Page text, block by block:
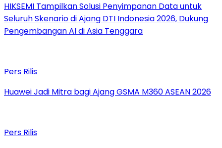
HIKSEMI Tampilkan Solusi Penyimpanan Data untuk
Seluruh Skenario di Ajang DTI Indonesia 2026, Dukung
Pengembangan AI di Asia Tenggara
Pers Rilis
Huawei Jadi Mitra bagi Ajang GSMA M360 ASEAN 2026
Pers Rilis